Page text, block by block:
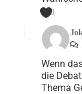
0
Wenn
die
Thema